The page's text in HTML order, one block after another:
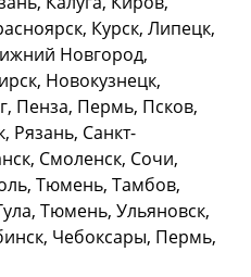
Курск, Липецк,
Новгород,
Новокузнецк,
Пенза, Пермь, Псков,
Рязань, Санкт-
Смоленск, Сочи,
Тюмень, Тамбов,
Тюмень, Ульяновск,
Чебоксары, Пермь,